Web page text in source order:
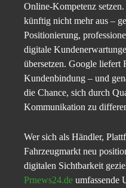
Online-Kompetenz
künftig nicht mehr aus –
Positionierung,
digitale
übersetzen. Google liefert
Kundenbindung – und
die Chance, sich durch
Kommunikation zu
Wer sich als Händler,
Fahrzeugmarkt neu
digitalen Sichtbarkeit
Prnews24.de umfassende